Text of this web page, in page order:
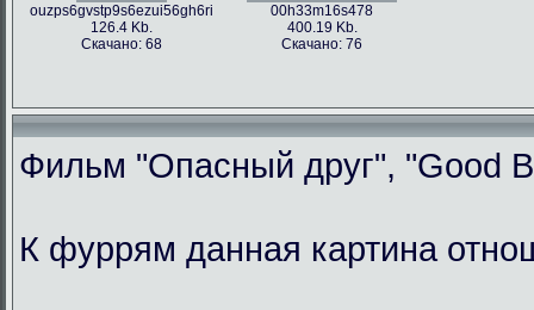
ouzps6gvstp9s6ezui56gh6ri
126.4 Kb.
Скачано: 68
00h33m16s478
400.19 Kb.
Скачано: 76
Фильм "Опасный друг", "Good
К фуррям данная картина